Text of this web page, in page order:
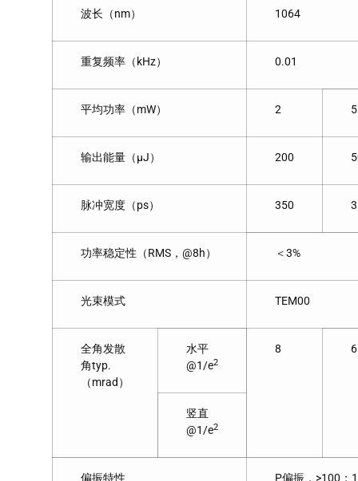
波长（nm） 1064
重复频率（kHz） 0.01
平均功率（mW） 2 5
输出能量（μJ） 200
脉冲宽度（ps） 350
功率稳定性（RMS，@8h） ＜3%
光束模式 TEM00
全角发散
角typ.
（mrad）
水平
@1/e2
8 6
竖直
@1/e2